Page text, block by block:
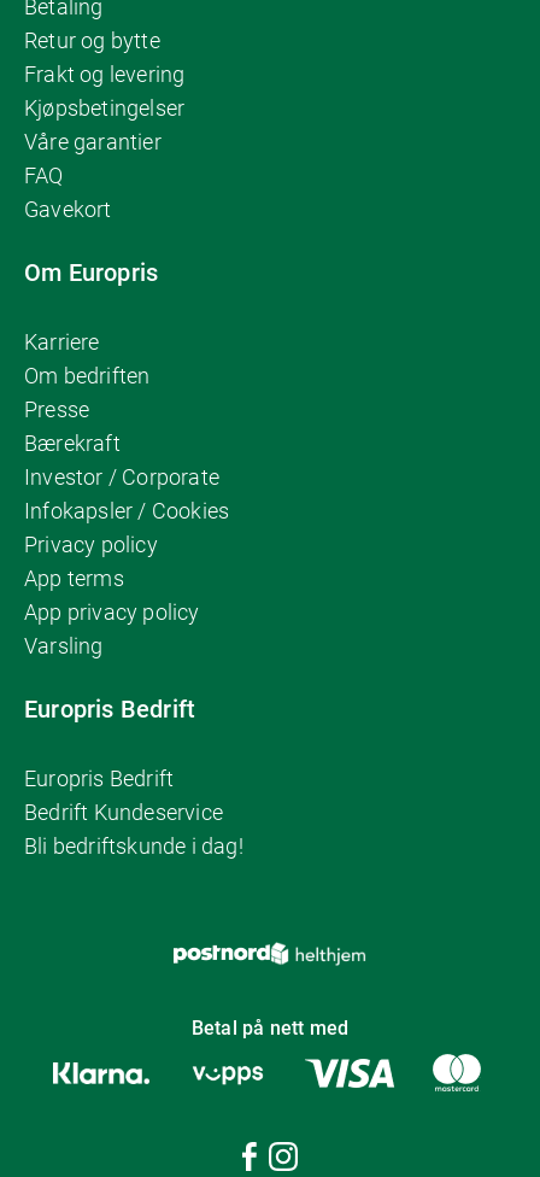
Betaling
Retur og bytte
Frakt og levering
Kjøpsbetingelser
Våre garantier
FAQ
Gavekort
Om Europris
Karriere
Om bedriften
Presse
Bærekraft
Investor / Corporate
Infokapsler / Cookies
Privacy policy
App terms
App privacy policy
Varsling
Europris Bedrift
Europris Bedrift
Bedrift Kundeservice
Bli bedriftskunde i dag!
Betal på nett med